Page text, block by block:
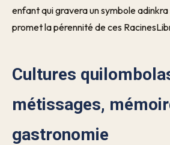
enfant qui gravera un symbole adinkra
promet la pérennité de ces
Cultures
métissages,
gastronomie